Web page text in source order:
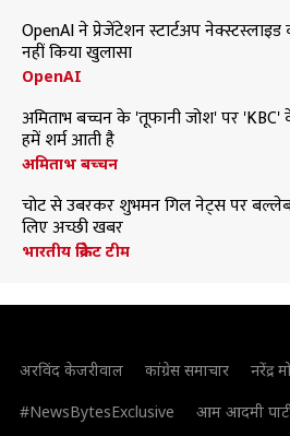
OpenAI ने प्रेजेंटेशन स्टार्टअप नेक्स्टस्लाइड
नहीं किया खुलासा
OpenAI
अमिताभ बच्चन के 'तूफानी जोश' पर
हमें शर्म आती है
अमिताभ बच्चन
चोट से उबरकर शुभमन गिल नेट्स पर
लिए अच्छी खबर
भारतीय क्रिकेट टीम
अरविंद केजरीवाल कांग्रेस समाचार नरेंद्र
#NewsBytesExclusive
आम आदमी